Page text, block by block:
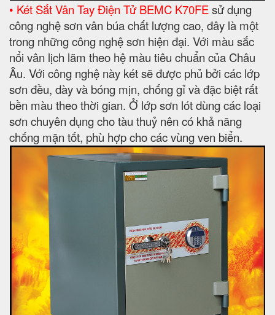
• Két Sắt Vân Tay Điện Tử BEMC K70FEsử dụng
công nghệ sơn vân búa chất lượng cao, đây là một
trong những công nghệ sơn hiện đại. Với màu sắc
nổi vân lịch lãm theo hệ màu tiêu chuẩn của Châu
Âu. Với công nghệ này két sẽ được phủ bởi các lớp
sơn đều, dày và bóng mịn, chống gỉ và đặc biệt rất
bền màu theo thời gian. Ở lớp sơn lót dùng các loại
sơn chuyên dụng cho tàu thuỷ nên có khả năng
chống mặn tốt, phù hợp cho các vùng ven biển.